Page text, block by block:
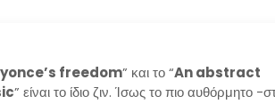
freedom” και το “An abstract
” είναι το ίδιο ζιν. Ίσως το πιο αυθόρμητο -